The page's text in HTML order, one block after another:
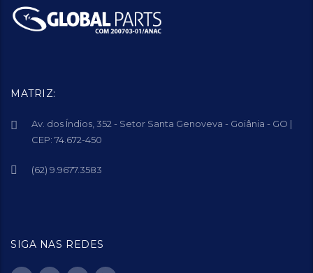
MATRIZ:
Av. dos Índios, 352 - Setor Santa Genoveva - Goiânia - GO |
CEP: 74.672-450
(62) 9.9677.3583
SIGA NAS REDES